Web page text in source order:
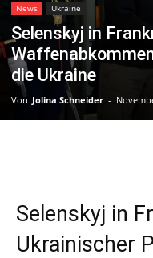
News Ukraine
Selenskyj in
die Ukraine
Von Jolina Schneider -
Selenskyj in
Ukrainischer